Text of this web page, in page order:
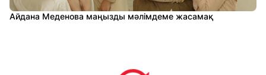
Айдана Меденова маңызды мәлімдеме жасамақ